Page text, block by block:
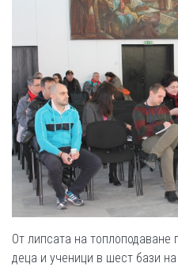
От липсата на топлоподаване
деца и ученици в шест бази